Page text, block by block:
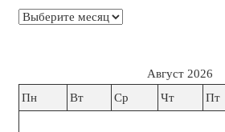
Архивы
Август 2026
Пн
Вт Ср Чт Пт